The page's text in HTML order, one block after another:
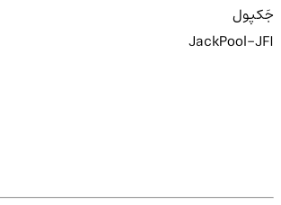
جَکپول
JackPool-JFI